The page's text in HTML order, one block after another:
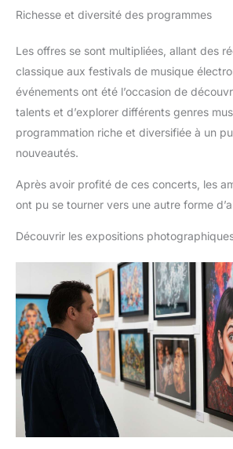
Richesse et diversité des programmes
Les offres se sont multipliées, allant des
classique aux festivals de musique
événements ont été l’occasion de
talents et d’explorer différents genres
programmation riche et diversifiée à un
nouveautés.
Après avoir profité de ces concerts, les
ont pu se tourner vers une autre forme
Découvrir les expositions